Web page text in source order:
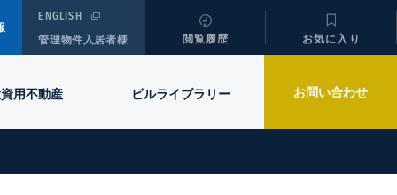
ENGLISH
管理物件入居者様
閲覧履歴 お気に入り
用不動産 ビルライブラリー お問い合わせ